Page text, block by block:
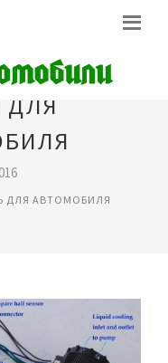
ДЛЯ
ДЛЯ АВТОМОБИЛЯ